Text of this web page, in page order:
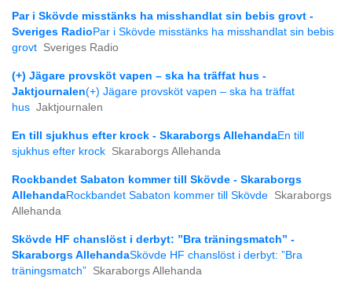
Par i Skövde misstänks ha misshandlat sin bebis grovt -
Sveriges Radio Par i Skövde misstänks ha misshandlat sin bebis
grovt Sveriges Radio
(+) Jägare provsköt vapen – ska ha träffat hus -
Jaktjournalen(+) Jägare provsköt vapen – ska ha träffat
hus Jaktjournalen
En till sjukhus efter krock - Skaraborgs AllehandaEn till
sjukhus efter krock Skaraborgs Allehanda
Rockbandet Sabaton kommer till Skövde - Skaraborgs
AllehandaRockbandet Sabaton kommer till Skövde Skaraborgs
Allehanda
Skövde HF chanslöst i derbyt: ”Bra träningsmatch” -
Skaraborgs AllehandaSkövde HF chanslöst i derbyt: ”Bra
träningsmatch” Skaraborgs Allehanda